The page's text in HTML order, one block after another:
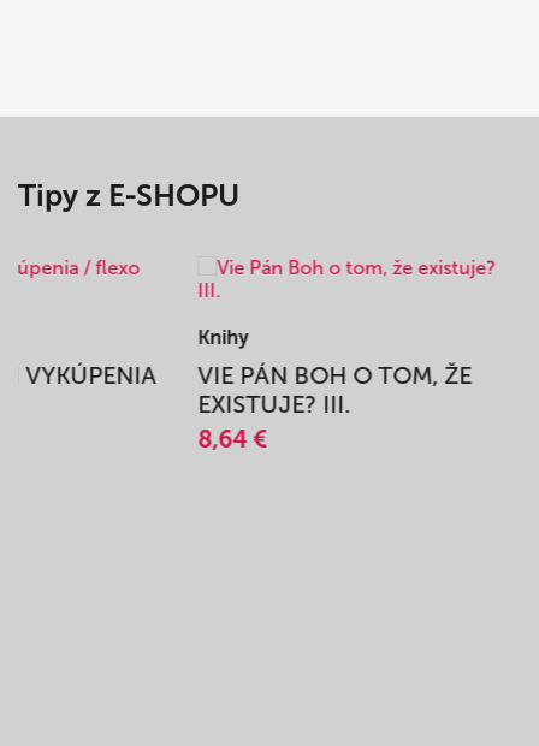
Tipy z E-SHOPU
VYKÚPENIA
Knihy
VIE PÁN BOH O TOM, ŽE
EXISTUJE? III.
8,64 €